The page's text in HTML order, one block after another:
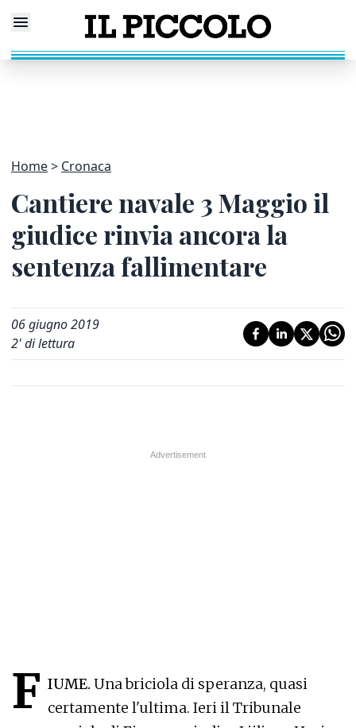
Home Cronaca
Cantiere navale 3 Maggio il
giudice rinvia ancora la
sentenza fallimentare
06 giugno 2019
2' di lettura
F IUME. Una briciola di speranza, quasi
certamente l'ultima. Ieri il Tribunale